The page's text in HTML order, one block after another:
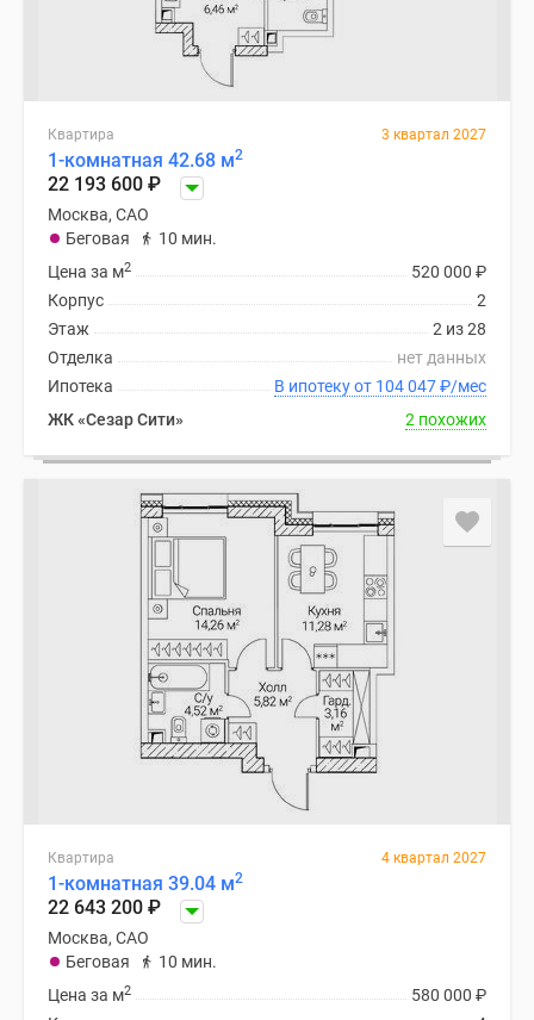
Квартира 3 квартал 2027
1-комнатная 42.68 м2
22 193 600 ₽
Москва, САО
Беговая
10 мин.
520 000 ₽
Цена за м2
2
Корпус
2 из 28
Этаж
нет данных
Отделка
В ипотеку от 104 047₽/мес
Ипотека
ЖК «Сезар Сити»
2 похожих
Квартира 4 квартал 2027
1-комнатная 39.04 м2
22 643 200 ₽
Москва, САО
Беговая
10 мин.
580 000 ₽
Цена за м2